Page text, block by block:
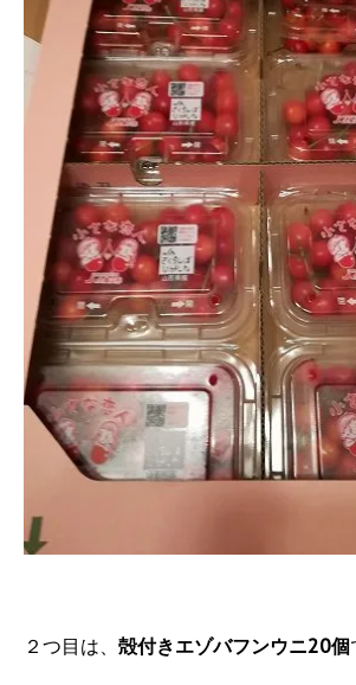
２つ目は、 殻付きエゾバフンウニ20個